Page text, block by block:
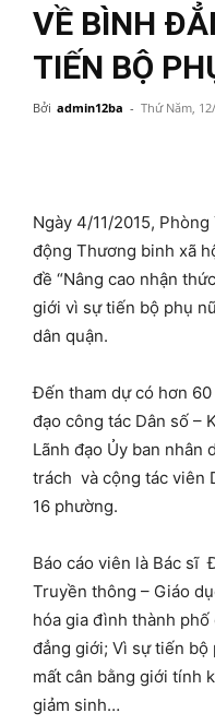
VỀ BÌNH
TIẾN BỘ
Bởi admin12ba - Thứ Năm,
Ngày 4/11/2015,
động Thương binh xã
đề “Nâng cao nhận
giới vì sự tiến bộ phụ
dân quận.
Đến tham dự có hơn
đạo công tác Dân số –
Lãnh đạo Ủy ban nhân
trách và cộng tác viên
16 phường.
Báo cáo viên là Bác sĩ
Truyền thông – Giáo
hóa gia đình thành
đẳng giới; Vì sự tiến bộ
mất cân bằng giới tính
giảm sinh…